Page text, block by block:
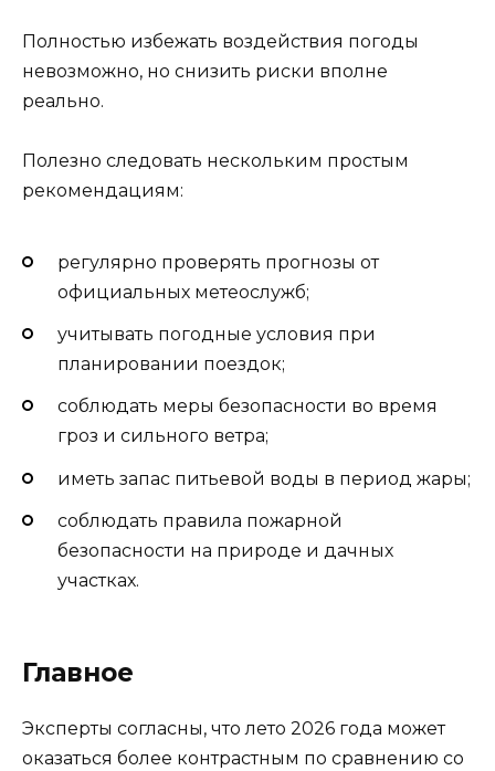
Полностью избежать воздействия погоды
невозможно, но снизить риски вполне
реально.
Полезно следовать нескольким простым
рекомендациям:
регулярно проверять прогнозы от
официальных метеослужб;
учитывать погодные условия при
планировании поездок;
соблюдать меры безопасности во время
гроз и сильного ветра;
иметь запас питьевой воды в период жары;
соблюдать правила пожарной
безопасности на природе и дачных
участках.
Главное
Эксперты согласны, что лето 2026 года может
оказаться более контрастным по сравнению со